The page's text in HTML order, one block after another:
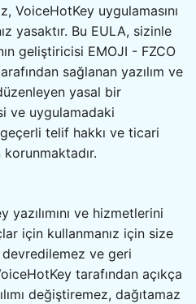
VoiceHotKey uygulamasını
yasaktır. Bu EULA, sizinle
geliştiricisi EMOJI - FZCO
sağlanan yazılım ve
yasal bir
ve uygulamadaki
telif hakkı ve ticari
korunmaktadır.
ve hizmetlerini
için kullanmanız için size
devredilemez ve geri
tarafından açıkça
değiştiremez, dağıtamaz